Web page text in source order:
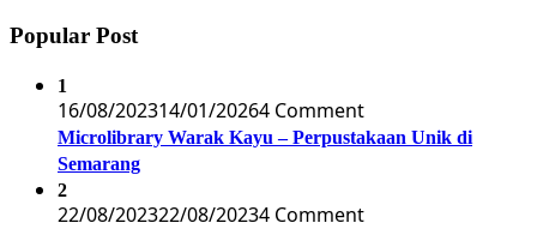
Popular Post
1
16/08/202314/01/20264 Comment
Microlibrary Warak Kayu – Perpustakaan Unik di
Semarang
2
22/08/202322/08/20234 Comment